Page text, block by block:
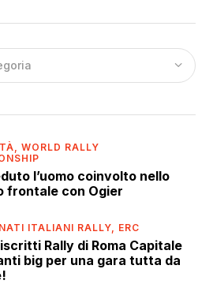
WORLD RALLY
l’uomo coinvolto nello
frontale con Ogier
ITALIANI RALLY, ERC
Rally di Roma Capitale
big per una gara tutta da